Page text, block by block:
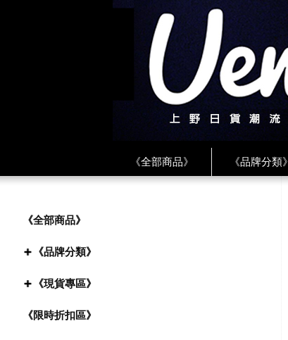
《全部商品》 《品牌分類》
《全部商品》
《品牌分類》
《現貨專區》
《限時折扣區》